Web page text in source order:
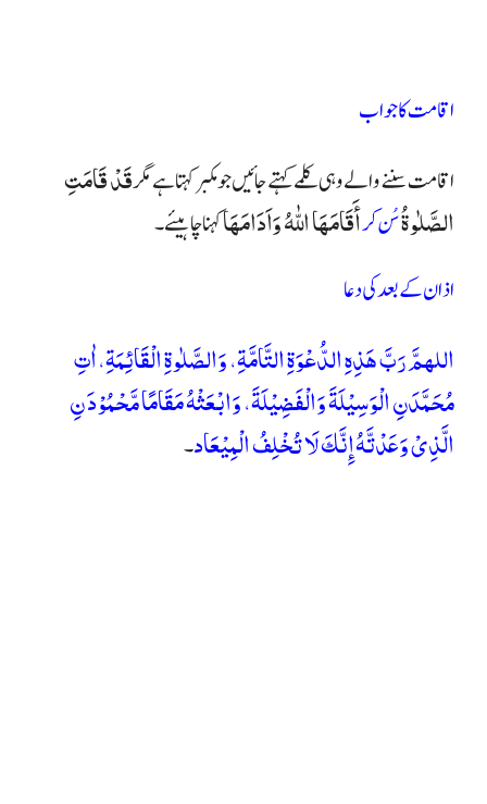
اقامت کا جواب
اقامت سننے والے وہی کلمے کہتے جائیں جو مکبر کہتا ہے مگرقَدْ قَامَتِ
الصَّلٰوةُسُن کرأَقَامَهَا اللّٰهُ وَاَدَامَهَاکہنا چاہیئے۔
اذان کے بعد کی دعا
اللهمَّ رَبَّ هَذِهِ الدُّعْوَةِ التَّامَّةِ، وَالصَّلٰوةِ الْقَائِمَةِ، اٰتِ
مُحَمَّدَنِ الْوَسِيْلَةَ وَالْفَضِيْلَةَ، وَابْعَثْهُ مَقَامًا مَّحْمُوْدَ نِ
الَّذِىْ وَعَدْتَّهُ إِنَّكَ لَا تُخْلِفُ الْمِيْعَاد۔